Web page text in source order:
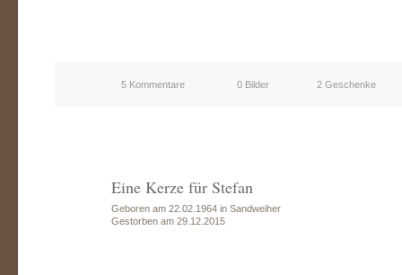
5 Kommentare 0 Bilder 2 Geschenke
Eine Kerze für Stefan
Geboren am 22.02.1964 in Sandweiher
Gestorben am 29.12.2015